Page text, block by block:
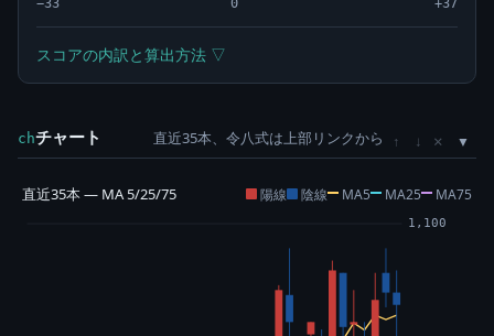
−33 0 +37
スコアの内訳と算出方法 ▽
chチャート 直近35本、令八式は上部リンクから ↑ ↓ ×
直近35本 — MA 5/25/75 陽線 陰線 MA5 MA25 MA75
1,100